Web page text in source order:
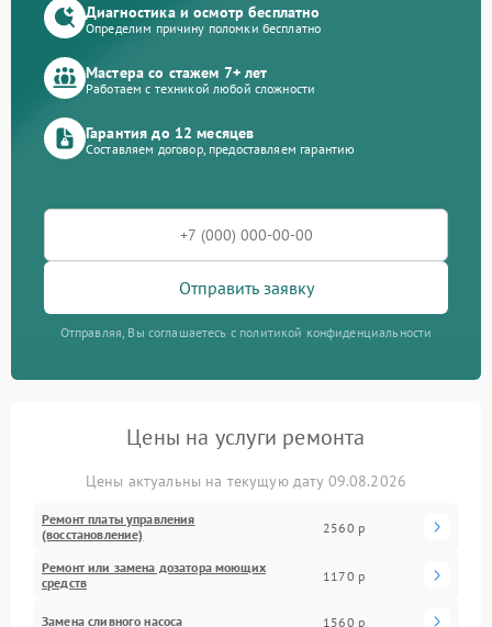
Диагностика и осмотр бесплатно
Определим причину поломки бесплатно
Мастера со стажем 7+ лет
Работаем с техникой любой сложности
Гарантия до 12 месяцев
Составляем договор, предоставляем гарантию
Отправить заявку
Отправляя, Вы соглашаетесь с политикой конфиденциальности
Цены на услуги ремонта
Цены актуальны на текущую дату 09.08.2026
Ремонт платы управления
(восстановление)
2560 р
Ремонт или замена дозатора моющих
средств
1170 р
Замена сливного насоса 1560 р